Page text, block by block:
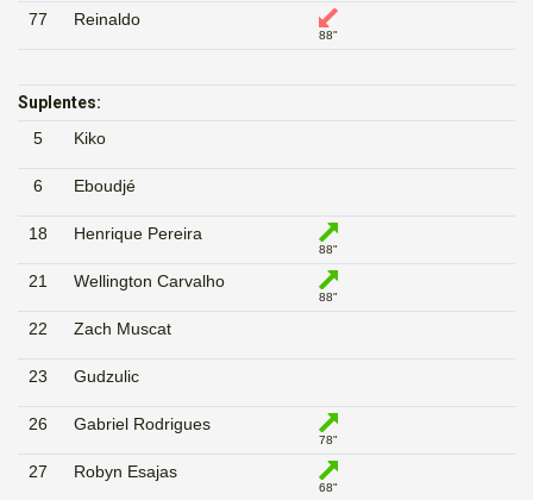
77 Reinaldo
88"
Suplentes:
5
Kiko
6 Eboudjé
18 Henrique Pereira
88"
21 Wellington Carvalho
88"
22 Zach Muscat
23 Gudzulic
26 Gabriel Rodrigues
78"
27 Robyn Esajas
68"